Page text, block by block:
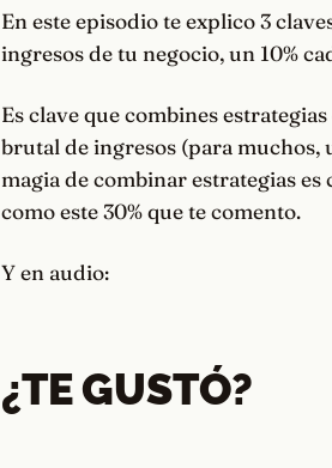
En este episodio te explico 3
ingresos de tu negocio, un 10%
Es clave que combines
brutal de ingresos (para muchos,
magia de combinar estrategias
como este 30% que te comento.
Y en audio:
¿TE GUSTÓ?